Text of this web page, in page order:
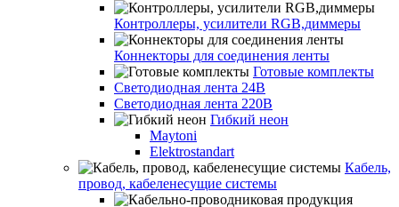
Контроллеры, усилители RGB,диммеры
Коннекторы для соединения ленты
Готовые комплекты
Светодиодная лента 24В
Светодиодная лента 220В
Гибкий неон
Maytoni
Elektrostandart
Кабель,
провод, кабеленесущие системы